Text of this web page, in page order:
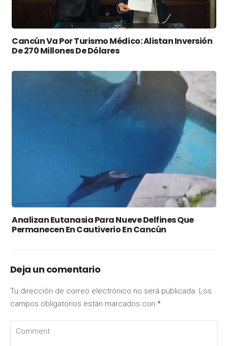
Cancún Va Por Turismo Médico: Alistan Inversión
De 270 Millones De Dólares
Analizan Eutanasia Para Nueve Delfines Que
Permanecen En Cautiverio En Cancún
Deja un comentario
Tu dirección de correo electrónico no será publicada. Los
campos obligatorios están marcados con *